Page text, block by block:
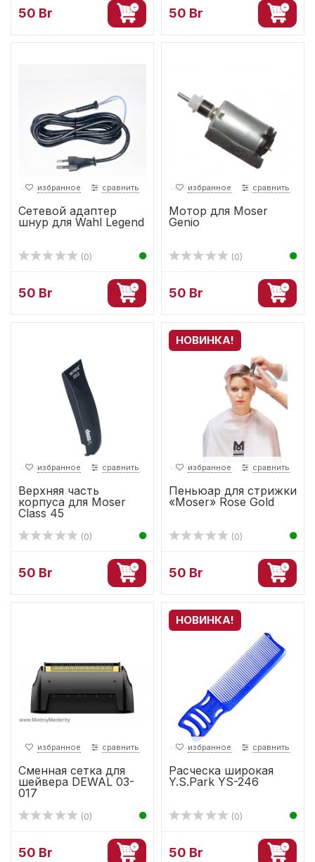
50 Br 50 Br
избранное сравнить
Сетевой адаптер
шнур для Wahl Legend
(0)
50 Br
избранное сравнить
Мотор для Moser
Genio
(0)
50 Br
избранное сравнить
Верхняя часть
корпуса для Moser
Class 45
(0)
50 Br
НОВИНКА!
избранное сравнить
Пеньюар для стрижки
«Moser» Rose Gold
(0)
50 Br
избранное сравнить
Сменная сетка для
шейвера DEWAL 03-
017
(0)
50 Br
НОВИНКА!
избранное сравнить
Расческа широкая
Y.S.Park YS-246
(0)
50 Br